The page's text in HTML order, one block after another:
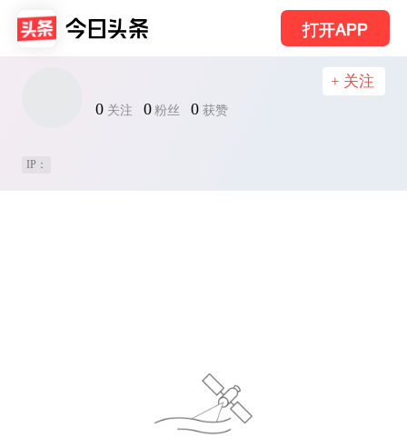
打开APP
0 关注 0 粉丝 0 获赞
+ 关注
IP：